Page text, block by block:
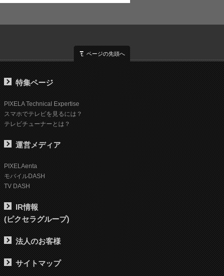
ページの先頭へ
特集ページ
PIXELA Technical Expertise
スマホでテレビを見るには？
テレビチューナーとは？
運営メディア
PIXELAenta
モバイルDASH
TV DASH
IR情報
(ピクセラグループ)
法人のお客様
サイトマップ